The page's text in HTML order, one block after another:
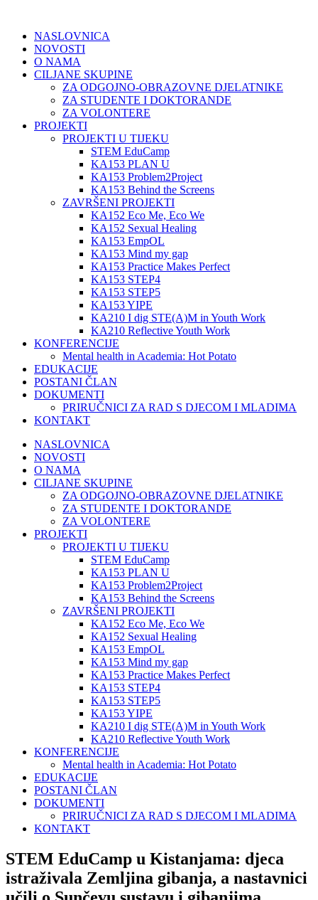
NASLOVNICA
NOVOSTI
O NAMA
CILJANE SKUPINE
ZA ODGOJNO-OBRAZOVNE DJELATNIKE
ZA STUDENTE I DOKTORANDE
ZA VOLONTERE
PROJEKTI
PROJEKTI U TIJEKU
STEM EduCamp
KA153 PLAN U
KA153 Problem2Project
KA153 Behind the Screens
ZAVRŠENI PROJEKTI
KA152 Eco Me, Eco We
KA152 Sexual Healing
KA153 EmpOL
KA153 Mind my gap
KA153 Practice Makes Perfect
KA153 STEP4
KA153 STEP5
KA153 YIPE
KA210 I dig STE(A)M in Youth Work
KA210 Reflective Youth Work
KONFERENCIJE
Mental health in Academia: Hot Potato
EDUKACIJE
POSTANI ČLAN
DOKUMENTI
PRIRUČNICI ZA RAD S DJECOM I MLADIMA
KONTAKT
NASLOVNICA
NOVOSTI
O NAMA
CILJANE SKUPINE
ZA ODGOJNO-OBRAZOVNE DJELATNIKE
ZA STUDENTE I DOKTORANDE
ZA VOLONTERE
PROJEKTI
PROJEKTI U TIJEKU
STEM EduCamp
KA153 PLAN U
KA153 Problem2Project
KA153 Behind the Screens
ZAVRŠENI PROJEKTI
KA152 Eco Me, Eco We
KA152 Sexual Healing
KA153 EmpOL
KA153 Mind my gap
KA153 Practice Makes Perfect
KA153 STEP4
KA153 STEP5
KA153 YIPE
KA210 I dig STE(A)M in Youth Work
KA210 Reflective Youth Work
KONFERENCIJE
Mental health in Academia: Hot Potato
EDUKACIJE
POSTANI ČLAN
DOKUMENTI
PRIRUČNICI ZA RAD S DJECOM I MLADIMA
KONTAKT
STEM EduCamp u Kistanjama: djeca
istraživala Zemljina gibanja, a nastavnici